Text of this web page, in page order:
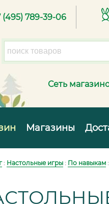
(495) 789-39-06
Сеть
Магазины
: Настольные игры : По навыкам